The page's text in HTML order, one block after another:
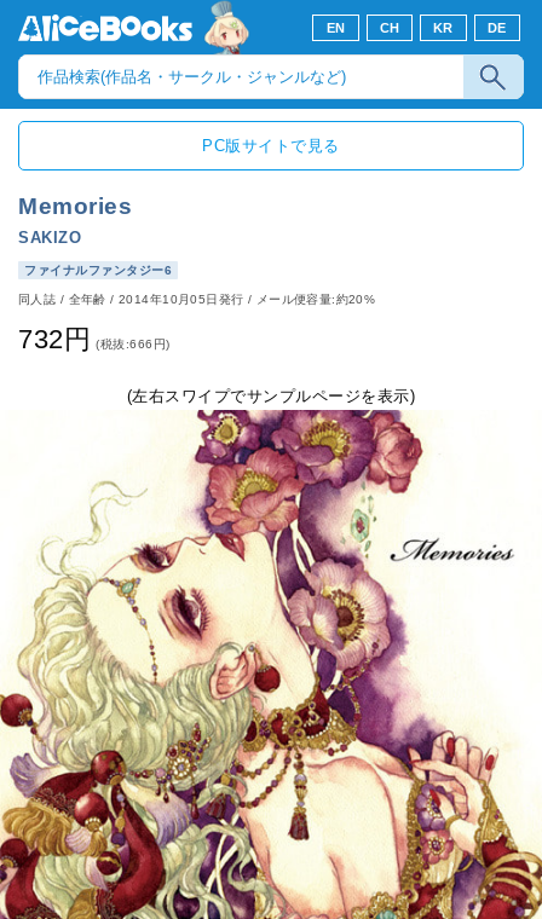
EN CH KR DE
PC版サイトで見る
Memories
SAKIZO
ファイナルファンタジー6
同人誌 / 全年齢/2014年10月05日発行 / メール便容量:約20%
732円 (税抜:666円)
(左右スワイプでサンプルページを表示)